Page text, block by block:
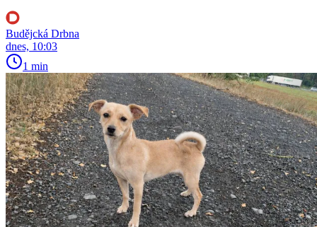
Budějcká Drbna
dnes, 10:03
1 min